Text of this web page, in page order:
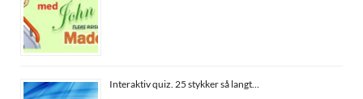
Interaktiv quiz. 25 stykker så langt…